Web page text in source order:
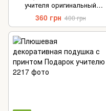
учителя оригинальный
подарок на День Учителя
360 грн 400 грн